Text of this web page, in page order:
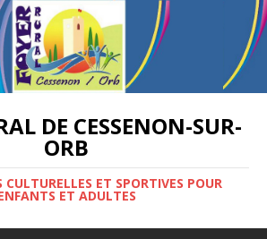
DE CESSENON-SUR-
ORB
CULTURELLES ET SPORTIVES POUR
ET ADULTES